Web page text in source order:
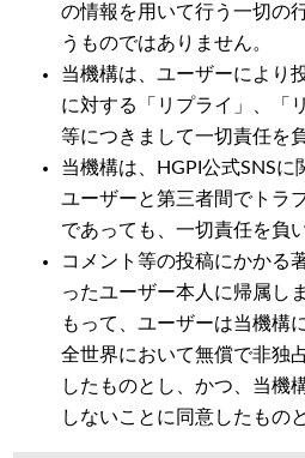
の情報を用いて行う一切の
うものではありません。
当機構は、ユーザーにより
に対する「リプライ」、「
等につきまして一切責任を
当機構は、HGPI公式SNS
ユーザーと第三者間でトラ
であっても、一切責任を負
コメント等の投稿にかかる
ったユーザー本人に帰属し
もって、ユーザーは当機構
全世界において無償で非独
したものとし、かつ、当機
しないことに同意したもの